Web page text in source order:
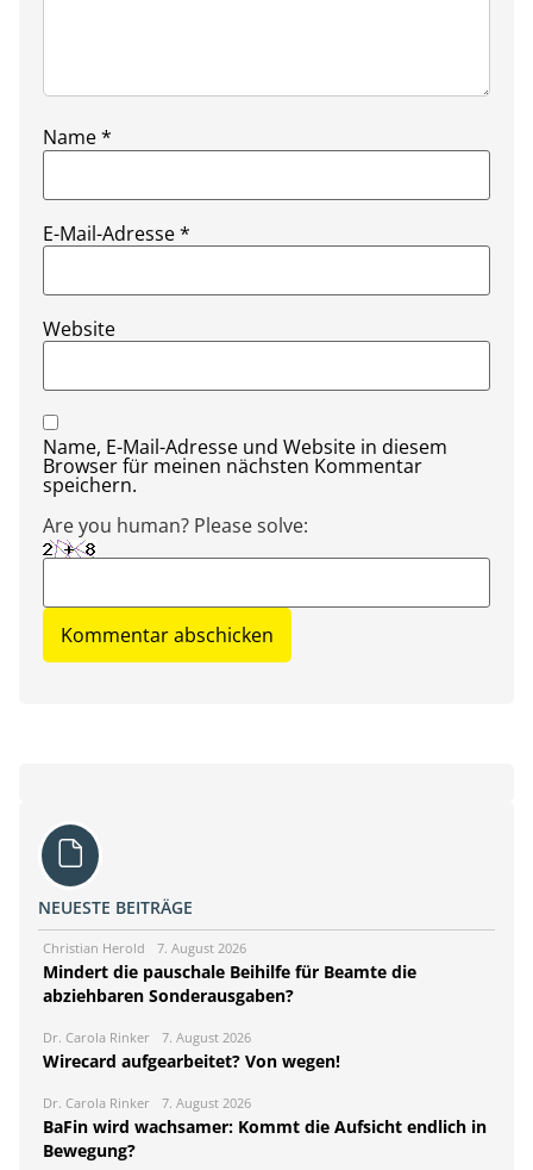
Name*
E-Mail-Adresse*
Website
Name, E-Mail-Adresse und Website in diesem
Browser für meinen nächsten Kommentar
speichern.
Are you human? Please solve:
NEUESTE BEITRÄGE
Christian Herold 7. August 2026
Mindert die pauschale Beihilfe für Beamte die
abziehbaren Sonderausgaben?
Dr. Carola Rinker 7. August 2026
Wirecard aufgearbeitet? Von wegen!
Dr. Carola Rinker 7. August 2026
BaFin wird wachsamer: Kommt die Aufsicht endlich in
Bewegung?